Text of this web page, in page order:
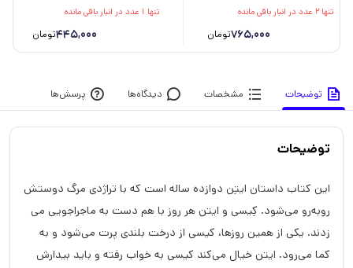
تنها 2 عدد در انبار باقی مانده
765,000تومان
تنها 1 عدد در انبار باقی مانده
445,000تومان
توضیحات مشخصات دیدگاه‌ها پرسش‌ها
توضیحات
این کتاب داستان ایتِن دوازده ساله است که با تراژدی مرگ دوستش
روبه‌رو می‌شود. کِیسی و ایتن هر روز با هم دست به ماجراجویی می
زدند. یکی از همین روزها، کیسی از درخت بلندی پرت می‌شود و به
کما می‌رود. ایتن خیال می‌کند کیسی به خواب رفته و باید بیدارش